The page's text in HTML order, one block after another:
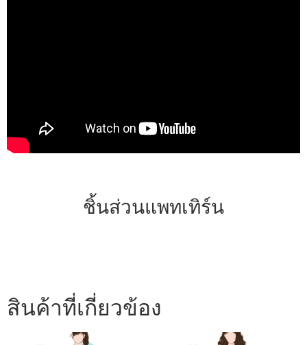
ชิ้นส่วนแพทเทิร์น
สินค้าที่เกี่ยวข้อง